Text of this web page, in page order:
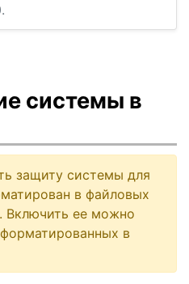
системы в
защиту системы для
в файловых
Включить ее можно
в